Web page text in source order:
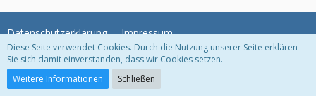
Datenschutzerklärung Impressum
Community-Software:
Diese Seite verwendet Cookies. Durch die Nutzung unserer Seite erklären
Sie sich damit einverstanden, dass wir Cookies setzen.
Weitere Informationen
Schließen